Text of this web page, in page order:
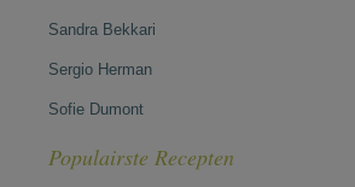
Sandra Bekkari
Sergio Herman
Sofie Dumont
Populairste Recepten